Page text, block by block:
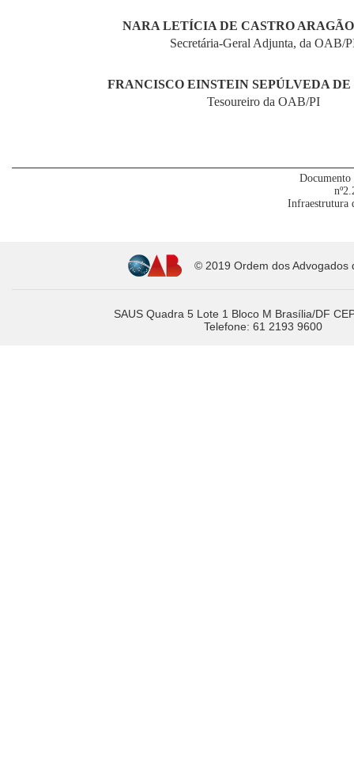
NARA LETÍCIA DE CASTRO
Secretária-Geral Adjunta, da OAB/
FRANCISCO EINSTEIN SEPÚLVEDA
Tesoureiro da OAB/PI
Documento
Infraestrutura
© 2019 Ordem dos Advogados
SAUS Quadra 5 Lote 1 Bloco M Brasília/DF
Telefone: 61 2193 9600